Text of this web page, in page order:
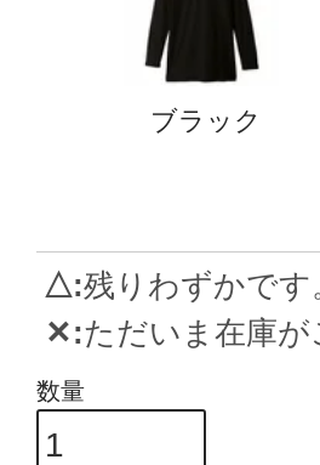
ブラック
△ 残りわずかです
✕ ただいま在庫が